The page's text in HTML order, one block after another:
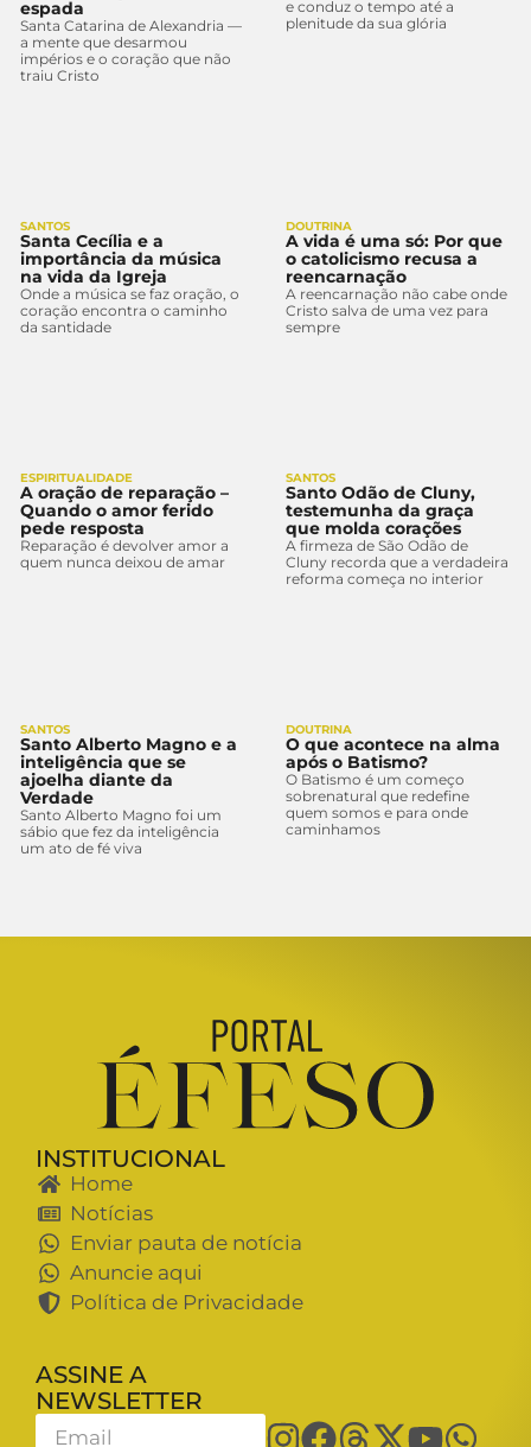
espada
Santa Catarina de Alexandria —
a mente que desarmou
impérios e o coração que não
traiu Cristo
e conduz o tempo até a
plenitude da sua glória
SANTOS
Santa Cecília e a
importância da música
na vida da Igreja
Onde a música se faz oração, o
coração encontra o caminho
da santidade
DOUTRINA
A vida é uma só: Por que
o catolicismo recusa a
reencarnação
A reencarnação não cabe onde
Cristo salva de uma vez para
sempre
ESPIRITUALIDADE
A oração de reparação –
Quando o amor ferido
pede resposta
Reparação é devolver amor a
quem nunca deixou de amar
SANTOS
Santo Odão de Cluny,
testemunha da graça
que molda corações
A firmeza de São Odão de
Cluny recorda que a verdadeira
reforma começa no interior
SANTOS
Santo Alberto Magno e a
inteligência que se
ajoelha diante da
Verdade
Santo Alberto Magno foi um
sábio que fez da inteligência
um ato de fé viva
DOUTRINA
O que acontece na alma
após o Batismo?
O Batismo é um começo
sobrenatural que redefine
quem somos e para onde
caminhamos
INSTITUCIONAL
Home
Notícias
Enviar pauta de notícia
Anuncie aqui
Política de Privacidade
ASSINE A
NEWSLETTER